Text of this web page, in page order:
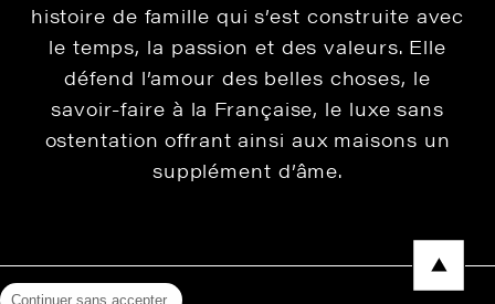
histoire de famille qui s’est construite avec
le temps, la passion et des valeurs. Elle
défend l’amour des belles choses, le
savoir-faire à la Française, le luxe sans
ostentation offrant ainsi aux maisons un
supplément d’âme.
Continuer sans accepter